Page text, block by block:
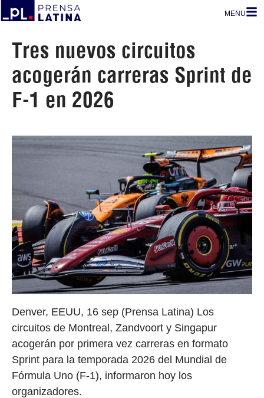
MENU
Tres nuevos circuitos
acogerán carreras Sprint de
F-1 en 2026
Denver, EEUU, 16 sep (Prensa Latina) Los
circuitos de Montreal, Zandvoort y Singapur
acogerán por primera vez carreras en formato
Sprint para la temporada 2026 del Mundial de
Fórmula Uno (F-1), informaron hoy los
organizadores.